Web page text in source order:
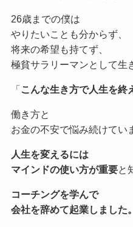
26歳までの僕は
やりたいことも分からず、
将来の希望も持てず、
極貧サラリーマンとして生
「こんな生き方で人生を終
働き方と
お金の不安で悩み続けてい
人生を変えるには
マインドの使い方が重要と
コーチングを学んで
会社を辞めて起業しました。